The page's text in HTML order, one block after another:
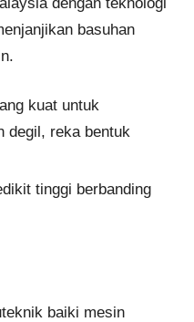
basuhan
kuat untuk
degil, reka bentuk
tinggi berbanding
baiki mesin